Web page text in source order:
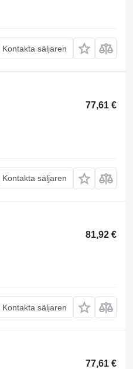
Kontakta säljaren
77,61 €
Kontakta säljaren
81,92 €
Kontakta säljaren
77,61 €